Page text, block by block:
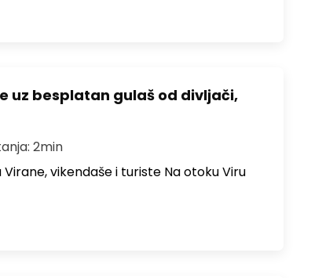
uz besplatan gulaš od divljači,
2min
vikendaše i turiste Na otoku Viru